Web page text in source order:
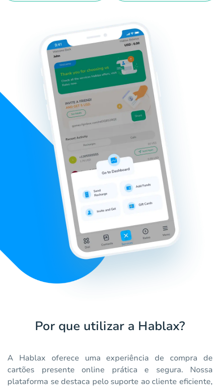
Por que utilizar a Hablax?
A Hablax oferece uma experiência de compra de
cartões presente online prática e segura. Nossa
plataforma se destaca pelo suporte ao cliente eficiente,